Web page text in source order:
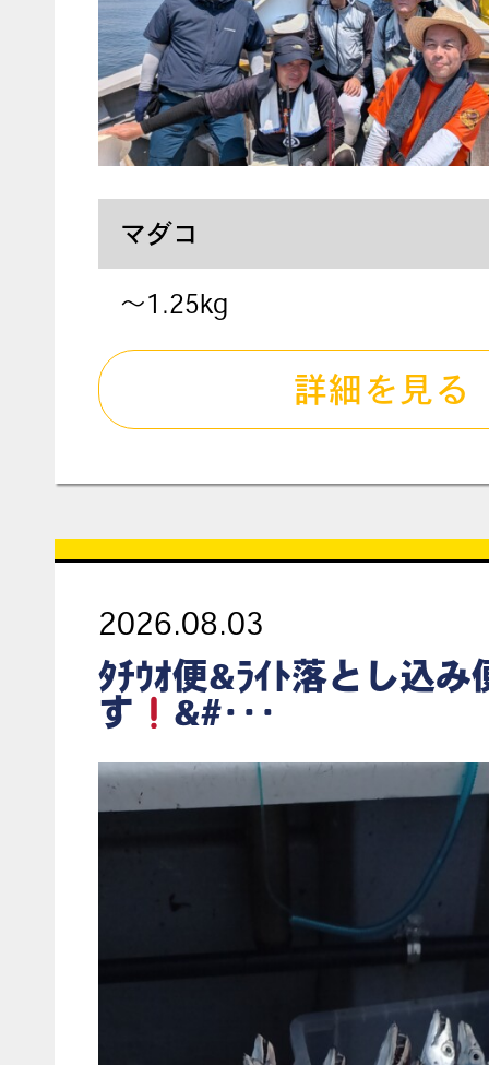
マダコ
〜1.25kg
詳細を見る
2026.08.03
ﾀﾁｳｵ便&ﾗｲﾄ落とし込み
す
&#･･･